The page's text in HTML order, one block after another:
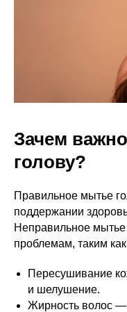
Зачем
голову?
Правильное мытье
поддержании
Неправильное
проблемам, таким
Пересушивание
и шелушение.
Жирность волос —